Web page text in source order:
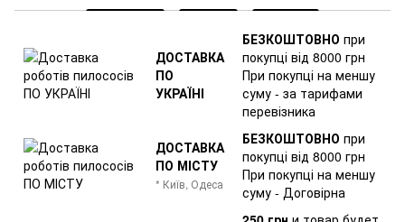
ДОСТАВКА
ПО
УКРАЇНІ
БЕЗКОШТОВНО при
покупці від 8000 грн
При покупці на меншу
суму - за тарифами
перевізника
ДОСТАВКА
ПО МІСТУ
* Київ, Одеса
БЕЗКОШТОВНО при
покупці від 8000 грн
При покупці на меншу
суму - Договірна